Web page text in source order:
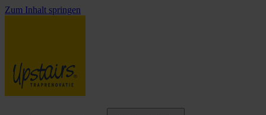
Zum Inhalt springen